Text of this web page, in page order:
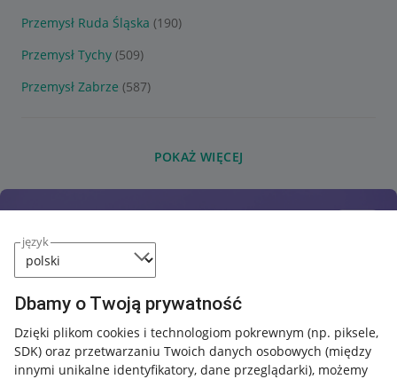
język
Dbamy o Twoją prywatność
Dzięki plikom cookies i technologiom pokrewnym (np. piksele,
SDK) oraz przetwarzaniu Twoich danych osobowych (między
innymi unikalne identyfikatory, dane przeglądarki), możemy
Przemysł Ruda Śląska (190)
Przemysł Tychy (509)
Przemysł Zabrze (587)
POKAŻ WIĘCEJ